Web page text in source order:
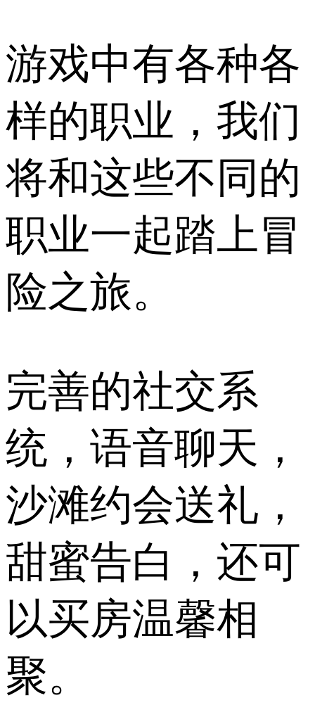
游戏中有各种各
样的职业，我们
将和这些不同的
职业一起踏上冒
险之旅。
完善的社交系
统，语音聊天，
沙滩约会送礼，
甜蜜告白，还可
以买房温馨相
聚。